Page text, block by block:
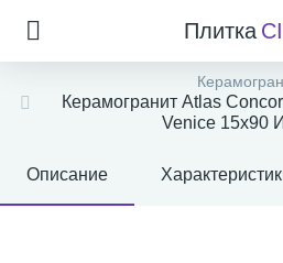
Плитка
Керамогранит Atlas
Venice 15x90
Описание